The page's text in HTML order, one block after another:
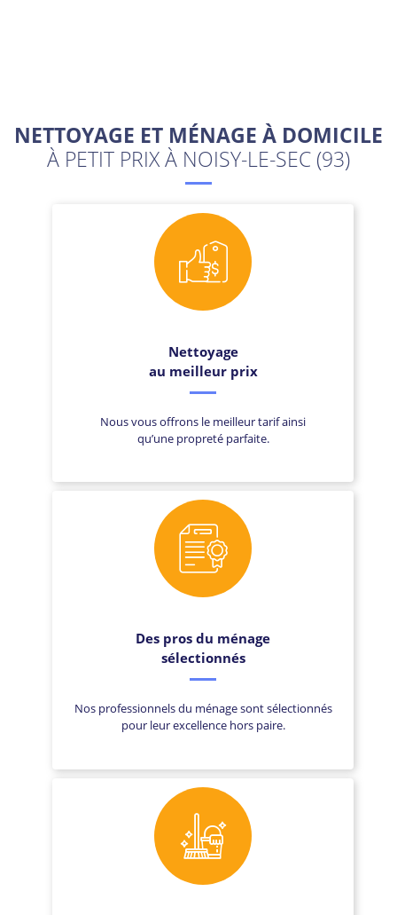
NETTOYAGE ET MÉNAGE À DOMICILE
À PETIT PRIX À NOISY-LE-SEC (93)
Nettoyage
au meilleur prix
Nous vous offrons le meilleur tarif ainsi
qu’une propreté parfaite.
Des pros du ménage
sélectionnés
Nos professionnels du ménage sont sélectionnés
pour leur excellence hors paire.